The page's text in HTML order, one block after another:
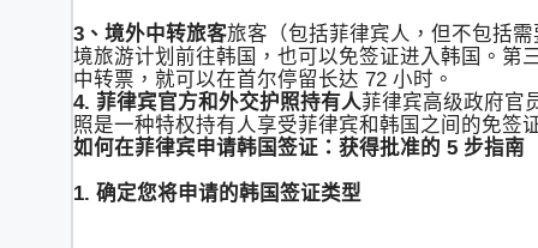
3、境外中转旅客旅客（包括菲律宾人，但不包括
境旅游计划前往韩国，也可以免签证进入韩国。第
中转票，就可以在首尔停留长达 72 小时。
4. 菲律宾官方和外交护照持有人菲律宾高级政府官
照是一种特权持有人享受菲律宾和韩国之间的免签
如何在菲律宾申请韩国签证：获得批准的 5 步指南
1. 确定您将申请的韩国签证类型